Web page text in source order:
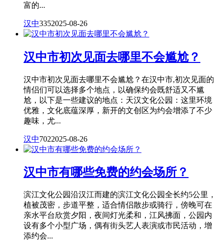
富的...
汉中3352025-08-26
汉中市初次见面去哪里不会尴尬？
汉中市初次见面去哪里不会尴尬？在汉中市,初次见面的
情侣们可以选择多个地点，以确保约会既舒适又不尴
尬，以下是一些建议的地点：天汉文化公园：这里环境
优雅，文化底蕴深厚，新开的文创区为约会增添了不少
趣味，尤...
汉中7022025-08-26
汉中市有哪些免费的约会场所？
滨江文化公园沿汉江而建的滨江文化公园全长约5公里，
植被茂密，步道平整，适合情侣散步或骑行，傍晚可在
亲水平台欣赏夕阳，夜间灯光柔和，江风拂面，公园内
设有多个小型广场，偶有街头艺人表演或市民活动，增
添约会...